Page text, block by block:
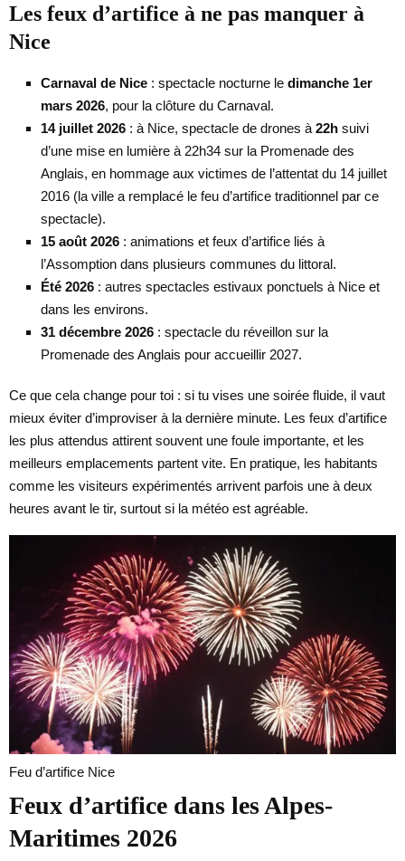
Les feux d’artifice à ne pas manquer à
Nice
Carnaval de Nice : spectacle nocturne le dimanche 1er
mars 2026, pour la clôture du Carnaval.
14 juillet 2026 : à Nice, spectacle de drones à 22h suivi
d’une mise en lumière à 22h34 sur la Promenade des
Anglais, en hommage aux victimes de l’attentat du 14 juillet
2016 (la ville a remplacé le feu d’artifice traditionnel par ce
spectacle).
15 août 2026 : animations et feux d’artifice liés à
l’Assomption dans plusieurs communes du littoral.
Été 2026 : autres spectacles estivaux ponctuels à Nice et
dans les environs.
31 décembre 2026 : spectacle du réveillon sur la
Promenade des Anglais pour accueillir 2027.
Ce que cela change pour toi : si tu vises une soirée fluide, il vaut
mieux éviter d’improviser à la dernière minute. Les feux d’artifice
les plus attendus attirent souvent une foule importante, et les
meilleurs emplacements partent vite. En pratique, les habitants
comme les visiteurs expérimentés arrivent parfois une à deux
heures avant le tir, surtout si la météo est agréable.
Feu d’artifice Nice
Feux d’artifice dans les Alpes-
Maritimes 2026